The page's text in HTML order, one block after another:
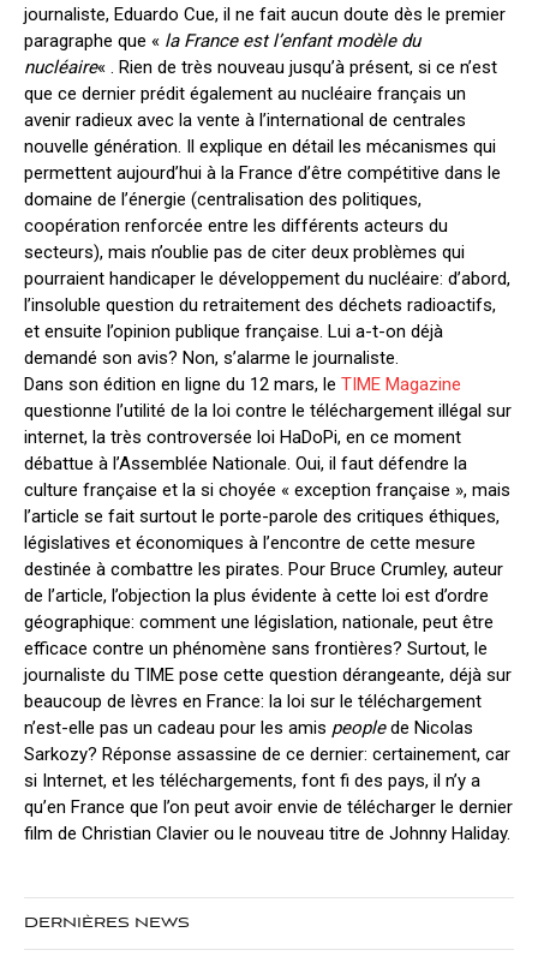
journaliste, Eduardo Cue, il ne fait aucun doute dès le premier
paragraphe que « la France est l’enfant modèle du
nucléaire« . Rien de très nouveau jusqu’à présent, si ce n’est
que ce dernier prédit également au nucléaire français un
avenir radieux avec la vente à l’international de centrales
nouvelle génération. Il explique en détail les mécanismes qui
permettent aujourd’hui à la France d’être compétitive dans le
domaine de l’énergie (centralisation des politiques,
coopération renforcée entre les différents acteurs du
secteurs), mais n’oublie pas de citer deux problèmes qui
pourraient handicaper le développement du nucléaire: d’abord,
l’insoluble question du retraitement des déchets radioactifs,
et ensuite l’opinion publique française. Lui a-t-on déjà
demandé son avis? Non, s’alarme le journaliste.
Dans son édition en ligne du 12 mars, le TIME Magazine
questionne l’utilité de la loi contre le téléchargement illégal sur
internet, la très controversée loi HaDoPi, en ce moment
débattue à l’Assemblée Nationale. Oui, il faut défendre la
culture française et la si choyée « exception française », mais
l’article se fait surtout le porte-parole des critiques éthiques,
législatives et économiques à l’encontre de cette mesure
destinée à combattre les pirates. Pour Bruce Crumley, auteur
de l’article, l’objection la plus évidente à cette loi est d’ordre
géographique: comment une législation, nationale, peut être
efficace contre un phénomène sans frontières? Surtout, le
journaliste du TIME pose cette question dérangeante, déjà sur
beaucoup de lèvres en France: la loi sur le téléchargement
n’est-elle pas un cadeau pour les amis peoplede Nicolas
Sarkozy? Réponse assassine de ce dernier: certainement, car
si Internet, et les téléchargements, font fi des pays, il n’y a
qu’en France que l’on peut avoir envie de télécharger le dernier
film de Christian Clavier ou le nouveau titre de Johnny Haliday.
DERNIÈRES NEWS